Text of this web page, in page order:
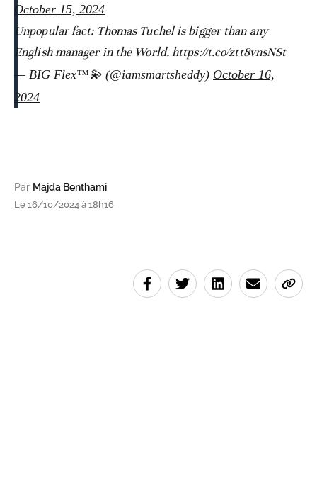
October 15, 2024
Unpopular fact: Thomas Tuchel is bigger than any
English manager in the World.https://t.co/ztt8vnsNSt
— BIG Flex™💫 (@iamsmartsheddy) October 16,
2024
Par Majda Benthami
Le 16/10/2024 à 18h16